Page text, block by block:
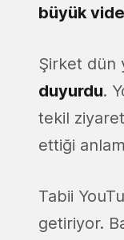
büyük
Şirket dün
duyurdu.
tekil
ettiği
Tabii
getiriyor.